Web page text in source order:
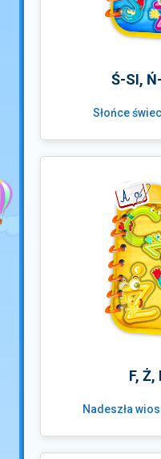
Słońce
F, Ż,
Nadeszła